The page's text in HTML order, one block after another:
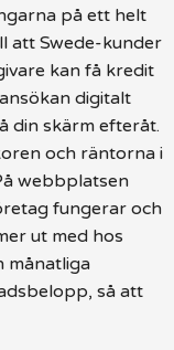
på ett helt
att Swede-kunder
kan få kredit
digitalt
din skärm efteråt.
och räntorna i
webbplatsen
fungerar och
ut med hos
månatliga
så att